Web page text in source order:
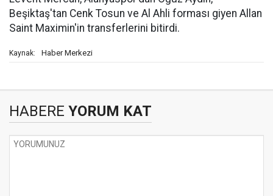
Beşiktaş'tan Cenk Tosun ve Al Ahli forması giyen Allan
Saint Maximin'in transferlerini bitirdi.
Kaynak: Haber Merkezi
HABERE YORUM KAT